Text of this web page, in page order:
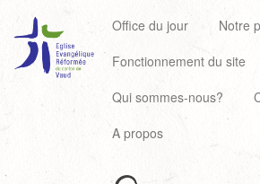
Office du jour
Notre
Fonctionnement du site
Qui sommes-nous?
A propos